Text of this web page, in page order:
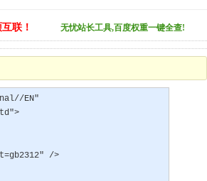
联！ 无忧站长工具,百度权重一键全查!